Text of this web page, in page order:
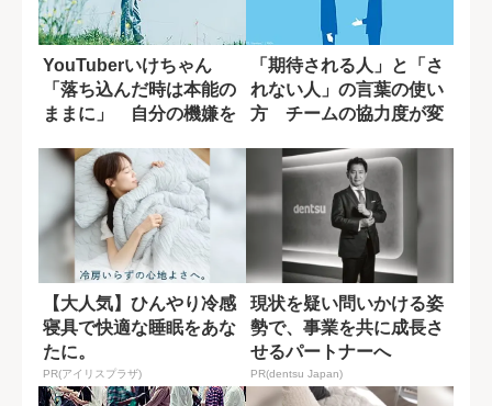
YouTuberいけちゃん
「落ち込んだ時は本能の
ままに」 自分の機嫌を
「期待される人」と「さ
れない人」の言葉の使い
方 チームの協力度が変
【大人気】ひんやり冷感
寝具で快適な睡眠をあな
たに。
PR(アイリスプラザ)
現状を疑い問いかける姿
勢で、事業を共に成長さ
せるパートナーへ
PR(dentsu Japan)